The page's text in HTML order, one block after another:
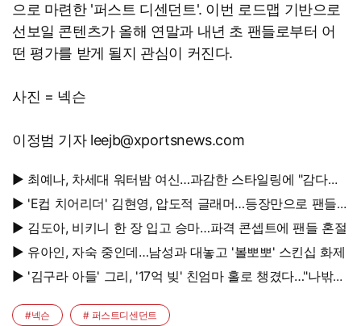
으로 마련한 '퍼스트 디센던트'. 이번 로드맵 기반으로
선보일 콘텐츠가 올해 연말과 내년 초 팬들로부터 어
떤 평가를 받게 될지 관심이 커진다.
사진 = 넥슨
이정범 기자 leejb@xportsnews.com
▶ 최예나, 차세대 워터밤 여신…과감한 스타일링에 "감다살"
반응 폭발
▶ 'E컵 치어리더' 김현영, 압도적 글래머…등장만으로 팬들
초토화
▶ 김도아, 비키니 한 장 입고 승마…파격 콘셉트에 팬들 혼절
▶ 유아인, 자숙 중인데…남성과 대놓고 '볼뽀뽀' 스킨십 화제
▶ '김구라 아들' 그리, '17억 빚' 친엄마 홀로 챙겼다…"나밖에
없어, 연락 꾸준히 하는 중"
#넥슨 # 퍼스트디센던트